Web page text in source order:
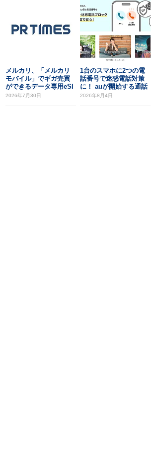
メルカリ、「メルカリ
モバイル」でギガ売買
ができるデータ専用eSI
Mの提供を開始
2026年7月30日
1台のスマホに2つの電
話番号で迷惑電話対策
に！ auが開始する通話
専用「セカンド...
2026年8月4日